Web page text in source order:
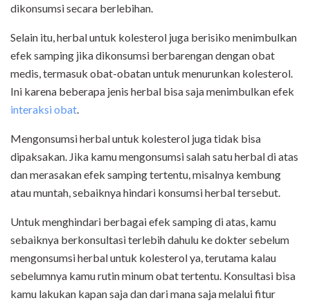
dikonsumsi secara berlebihan.
Selain itu, herbal untuk kolesterol juga berisiko menimbulkan
efek samping jika dikonsumsi berbarengan dengan obat
medis, termasuk obat-obatan untuk menurunkan kolesterol.
Ini karena beberapa jenis herbal bisa saja menimbulkan efek
interaksi obat
Mengonsumsi herbal untuk kolesterol juga tidak bisa
dipaksakan. Jika kamu mengonsumsi salah satu herbal di atas
dan merasakan efek samping tertentu, misalnya kembung
atau muntah, sebaiknya hindari konsumsi herbal tersebut.
Untuk menghindari berbagai efek samping di atas, kamu
sebaiknya berkonsultasi terlebih dahulu ke dokter sebelum
mengonsumsi herbal untuk kolesterol ya, terutama kalau
sebelumnya kamu rutin minum obat tertentu. Konsultasi bisa
kamu lakukan kapan saja dan dari mana saja melalui fitur